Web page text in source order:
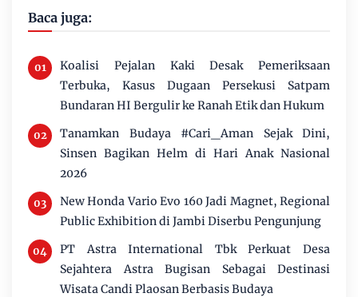
Baca juga:
Koalisi Pejalan Kaki Desak Pemeriksaan
Terbuka, Kasus Dugaan Persekusi Satpam
Bundaran HI Bergulir ke Ranah Etik dan Hukum
Tanamkan Budaya #Cari_Aman Sejak Dini,
Sinsen Bagikan Helm di Hari Anak Nasional
2026
New Honda Vario Evo 160 Jadi Magnet, Regional
Public Exhibition di Jambi Diserbu Pengunjung
PT Astra International Tbk Perkuat Desa
Sejahtera Astra Bugisan Sebagai Destinasi
Wisata Candi Plaosan Berbasis Budaya